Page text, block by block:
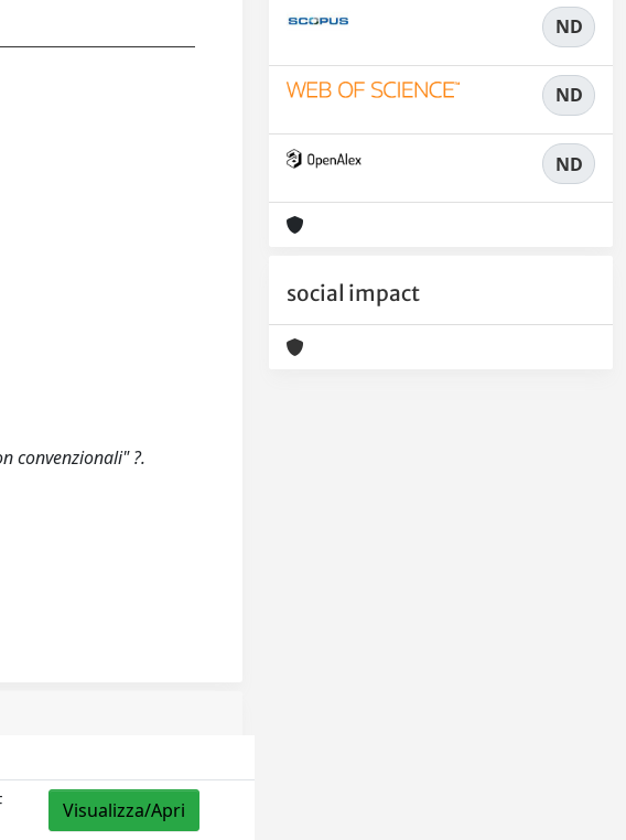
convenzionali" ?.
Visualizza/Apri
ND
ND
ND
social impact